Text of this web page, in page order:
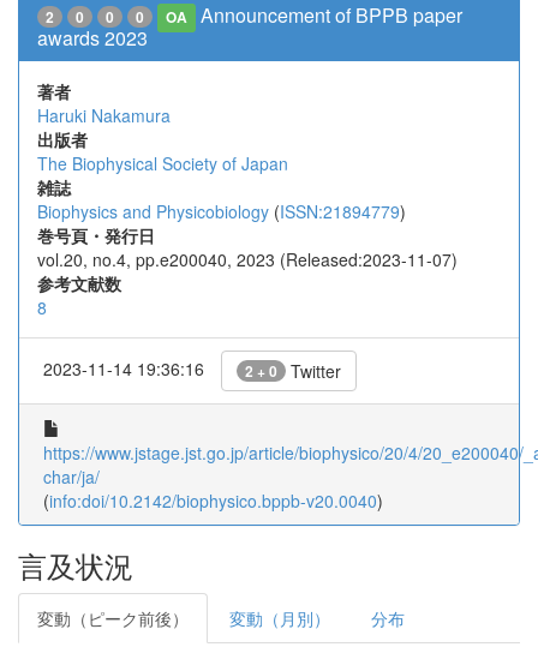
2 0 0 0 OA
Announcement of BPPB paper
awards 2023
著者
Haruki Nakamura
出版者
The Biophysical Society of Japan
雑誌
Biophysics and Physicobiology (ISSN:21894779)
巻号頁・発行日
vol.20, no.4, pp.e200040, 2023 (Released:2023-11-07)
参考文献数
8
2023-11-14 19:36:16 2 + 0 Twitter
https://www.jstage.jst.go.jp/article/biophysico/20/4/20_e200040/
char/ja/
(info:doi/10.2142/biophysico.bppb-v20.0040)
言及状況
変動（ピーク前後） 変動（月別） 分布